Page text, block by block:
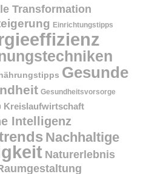
Transformation
Einrichtungstipps
Gesunde
Gesundheitsvorsorge
Kreislaufwirtschaft
Intelligenz
Nachhaltige
Naturerlebnis